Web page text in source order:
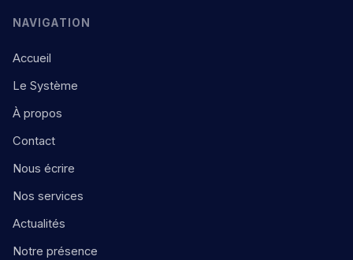
NAVIGATION
Accueil
Le Système
À propos
Contact
Nous écrire
Nos services
Actualités
Notre présence